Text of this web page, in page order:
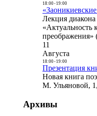
18:00- 19:00
Лекция
«Актуальность
11
Августа
18:00- 19:00
Презентация
Новая книга
М. Ульяновой,
Архивы